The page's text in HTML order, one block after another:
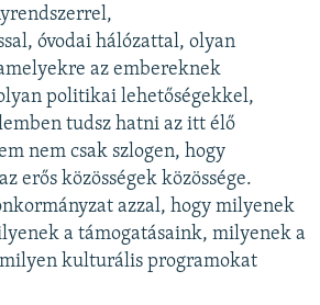
óvodai hálózattal, olyan
az embereknek
politikai lehetőségekkel,
tudsz hatni az itt élő
nem csak szlogen, hogy
erős közösségek közössége.
azzal, hogy milyenek
a támogatásaink, milyenek a
kulturális programokat